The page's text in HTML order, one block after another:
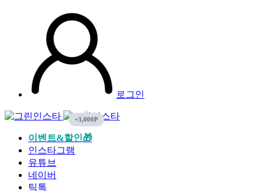
로그인
이벤트&할인🎁
인스타그램
유튜브
네이버
틱톡